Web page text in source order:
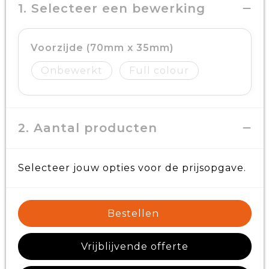
1. Selecteer een bewerking
Voorzijde (70mm x 35mm)
Onbewerkt
Full colour
2. Aantal producten
Selecteer jouw opties voor de prijsopgave.
Bestellen
Vrijblijvende offerte